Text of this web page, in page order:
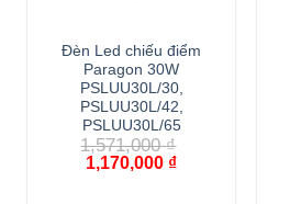
Đèn Led chiếu điểm
Paragon 30W
PSLUU30L/30,
PSLUU30L/42,
PSLUU30L/65
1,571,000₫
Giá
1,170,000 ₫Giá